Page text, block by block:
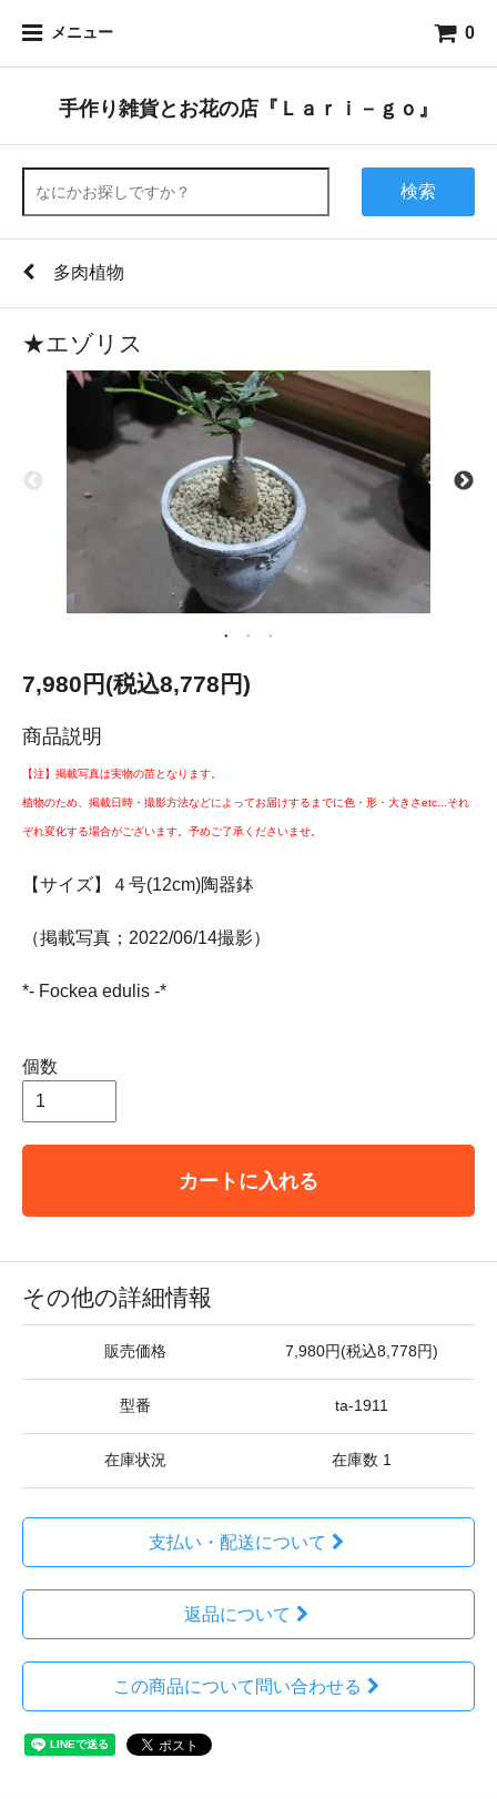
メニュー 0
手作り雑貨とお花の店『Ｌａｒｉ－ｇｏ』
検索
多肉植物
★エゾリス
7,980円(税込8,778円)
商品説明
【注】掲載写真は実物の苗となります。
植物のため、掲載日時・撮影方法などによってお届けするまでに色・形・大きさetc...それ
ぞれ変化する場合がございます。予めご了承くださいませ。
【サイズ】４号(12cm)陶器鉢
（掲載写真；2022/06/14撮影）
*- Fockea edulis -*
個数
カートに入れる
その他の詳細情報
販売価格 7,980円(税込8,778円)
型番 ta-1911
在庫状況 在庫数 1
支払い・配送について
返品について
この商品について問い合わせる